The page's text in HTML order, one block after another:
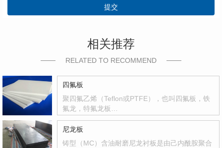
提交
相关推荐
RELATED TO RECOMMEND
四氟板
聚四氟乙烯（Teflon或PTFE），也叫四氟板，铁
氟龙，特氟龙板…
尼龙板
铸型（MC）含油耐磨尼龙衬板是由己内酰胺聚合